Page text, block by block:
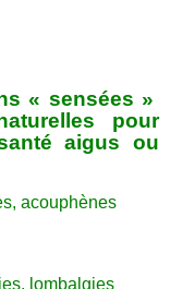
« sensées »
pour
aigus ou
acouphènes
lombalgies